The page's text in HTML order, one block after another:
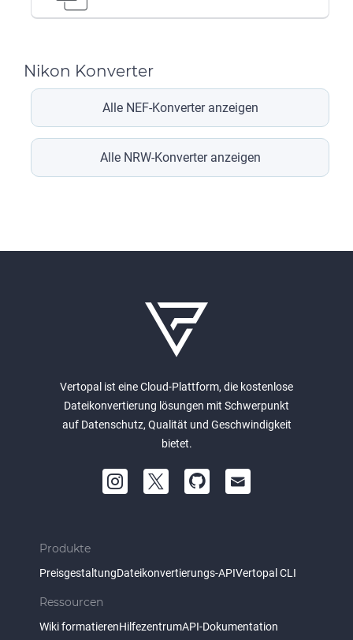
Nikon Konverter
Alle NEF-Konverter anzeigen
Alle NRW-Konverter anzeigen
Vertopal ist eine Cloud-Plattform, die kostenlose
Dateikonvertierung lösungen mit Schwerpunkt
auf Datenschutz, Qualität und Geschwindigkeit
bietet.
Produkte
PreisgestaltungDateikonvertierungs-APIVertopal CLI
Ressourcen
Wiki formatierenHilfezentrumAPI-Dokumentation